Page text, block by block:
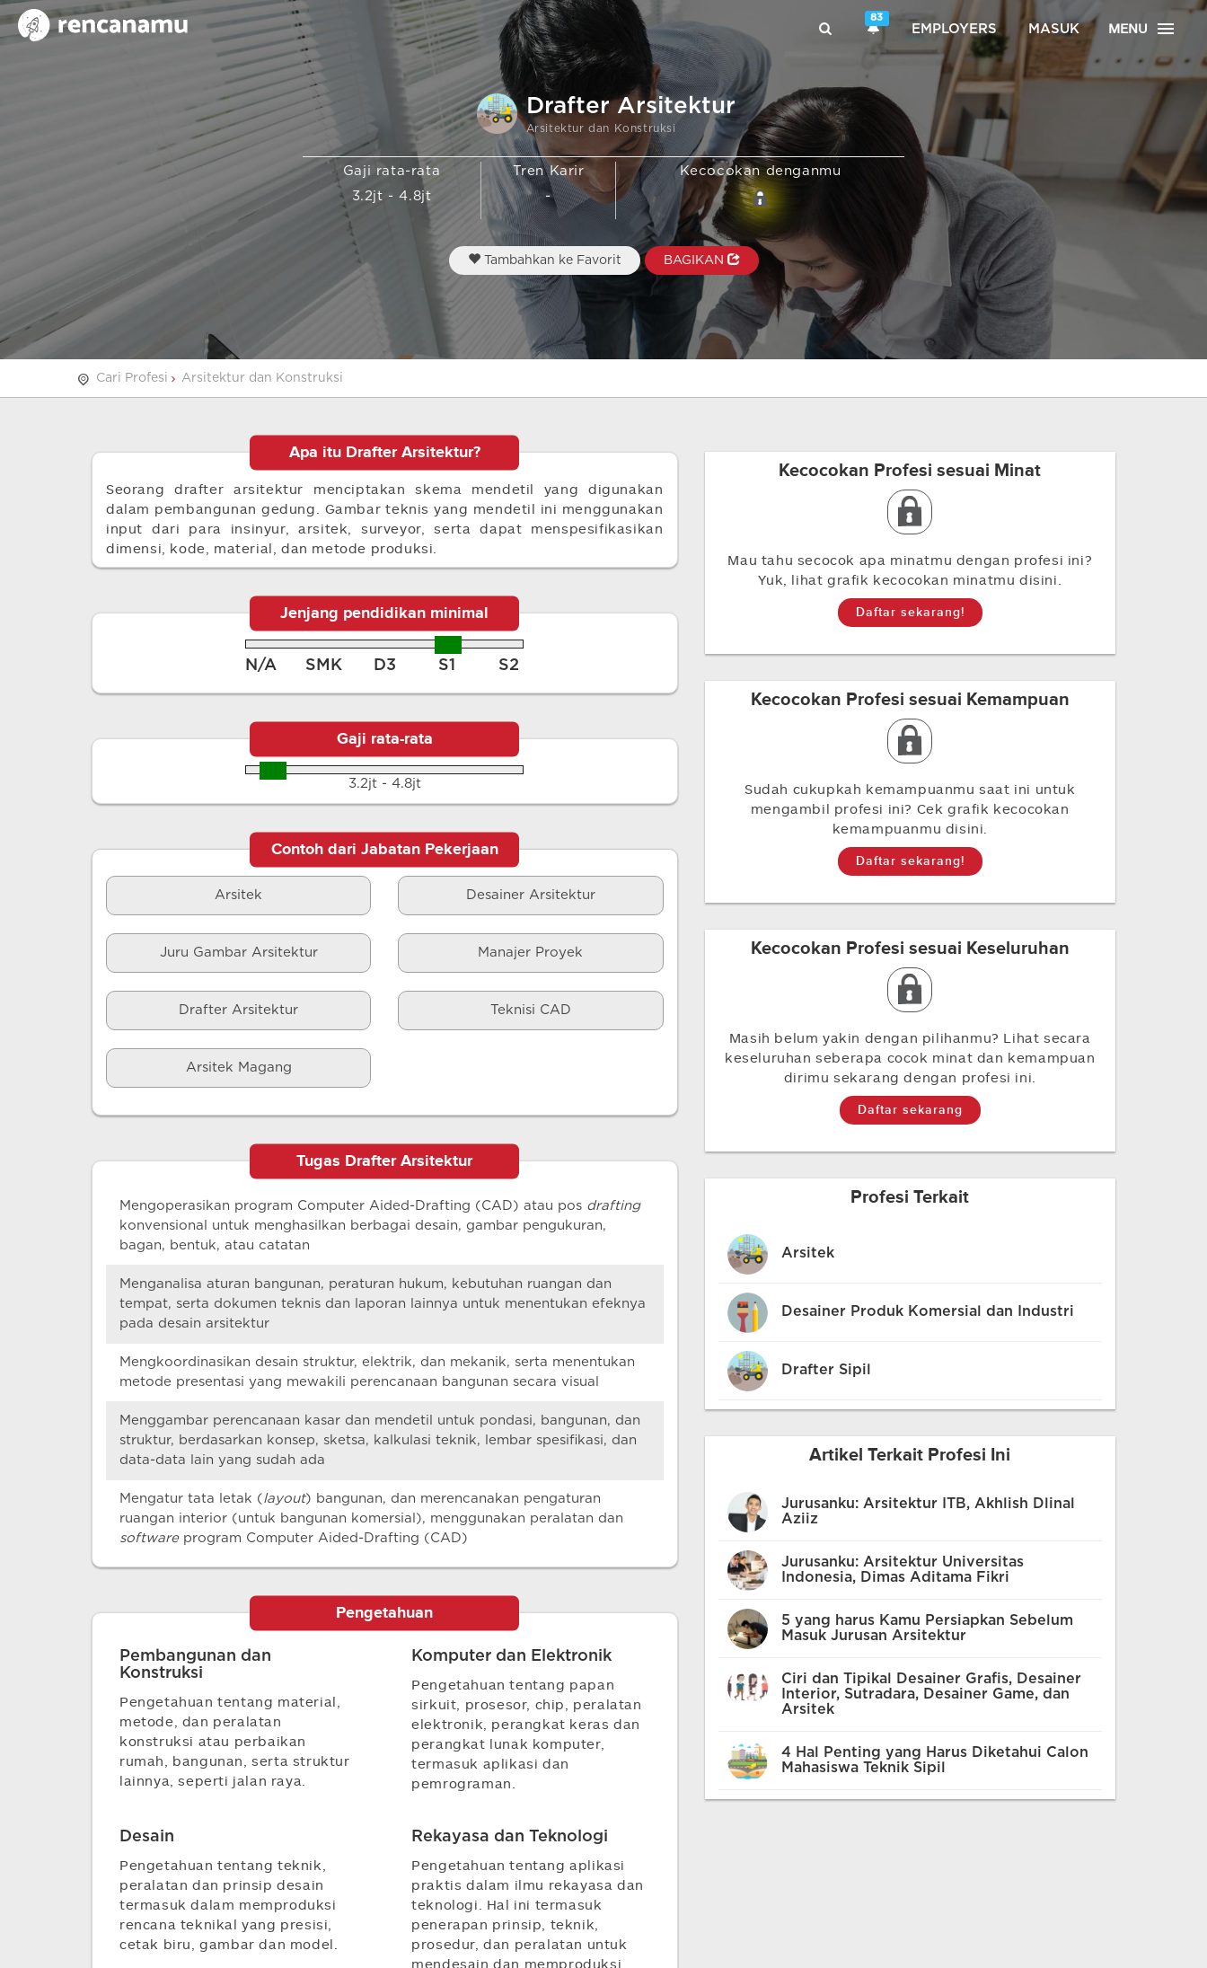
83
EMPLOYERS MASUK MENU
Drafter Arsitektur
Arsitektur dan Konstruksi
Gaji rata-rata
3.2jt - 4.8jt
Tren Karir
-
Kecocokan denganmu
Tambahkan ke Favorit BAGIKAN
Cari Profesi Arsitektur dan Konstruksi
Kecocokan Profesi sesuai Minat
Mau tahu secocok apa minatmu dengan profesi ini?
Yuk, lihat grafik kecocokan minatmu disini.
Daftar sekarang!
Kecocokan Profesi sesuai Kemampuan
Sudah cukupkah kemampuanmu saat ini untuk
mengambil profesi ini? Cek grafik kecocokan
kemampuanmu disini.
Daftar sekarang!
Kecocokan Profesi sesuai Keseluruhan
Masih belum yakin dengan pilihanmu? Lihat secara
keseluruhan seberapa cocok minat dan kemampuan
dirimu sekarang dengan profesi ini.
Daftar sekarang
Profesi Terkait
Arsitek
Desainer Produk Komersial dan Industri
Drafter Sipil
Artikel Terkait Profesi Ini
Jurusanku: Arsitektur ITB, Akhlish Dlinal
Aziiz
Jurusanku: Arsitektur Universitas
Indonesia, Dimas Aditama Fikri
5 yang harus Kamu Persiapkan Sebelum
Masuk Jurusan Arsitektur
Ciri dan Tipikal Desainer Grafis, Desainer
Interior, Sutradara, Desainer Game, dan
Arsitek
4 Hal Penting yang Harus Diketahui Calon
Mahasiswa Teknik Sipil
Apa itu Drafter Arsitektur?
Seorang drafter arsitektur menciptakan skema mendetil yang digunakan
dalam pembangunan gedung. Gambar teknis yang mendetil ini menggunakan
input dari para insinyur, arsitek, surveyor, serta dapat menspesifikasikan
dimensi, kode, material, dan metode produksi.
Jenjang pendidikan minimal
N/A SMK D3 S1 S2
Gaji rata-rata
3.2jt - 4.8jt
Contoh dari Jabatan Pekerjaan
Arsitek Desainer Arsitektur
Juru Gambar Arsitektur Manajer Proyek
Drafter Arsitektur Teknisi CAD
Arsitek Magang
Tugas Drafter Arsitektur
Mengoperasikan program Computer Aided-Drafting (CAD) atau pos drafting
konvensional untuk menghasilkan berbagai desain, gambar pengukuran,
bagan, bentuk, atau catatan
Menganalisa aturan bangunan, peraturan hukum, kebutuhan ruangan dan
tempat, serta dokumen teknis dan laporan lainnya untuk menentukan efeknya
pada desain arsitektur
Mengkoordinasikan desain struktur, elektrik, dan mekanik, serta menentukan
metode presentasi yang mewakili perencanaan bangunan secara visual
Menggambar perencanaan kasar dan mendetil untuk pondasi, bangunan, dan
struktur, berdasarkan konsep, sketsa, kalkulasi teknik, lembar spesifikasi, dan
data-data lain yang sudah ada
Mengatur tata letak (layout) bangunan, dan merencanakan pengaturan
ruangan interior (untuk bangunan komersial), menggunakan peralatan dan
softwareprogram Computer Aided-Drafting (CAD)
Pengetahuan
Pembangunan dan
Konstruksi
Pengetahuan tentang material,
metode, dan peralatan
konstruksi atau perbaikan
rumah, bangunan, serta struktur
lainnya, seperti jalan raya.
Komputer dan Elektronik
Pengetahuan tentang papan
sirkuit, prosesor, chip, peralatan
elektronik, perangkat keras dan
perangkat lunak komputer,
termasuk aplikasi dan
pemrograman.
Desain
Pengetahuan tentang teknik,
peralatan dan prinsip desain
termasuk dalam memproduksi
rencana teknikal yang presisi,
cetak biru, gambar dan model.
Rekayasa dan Teknologi
Pengetahuan tentang aplikasi
praktis dalam ilmu rekayasa dan
teknologi. Hal ini termasuk
penerapan prinsip, teknik,
prosedur, dan peralatan untuk
mendesain dan memproduksi